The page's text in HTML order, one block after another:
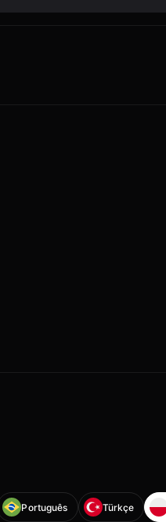
Português Türkçe